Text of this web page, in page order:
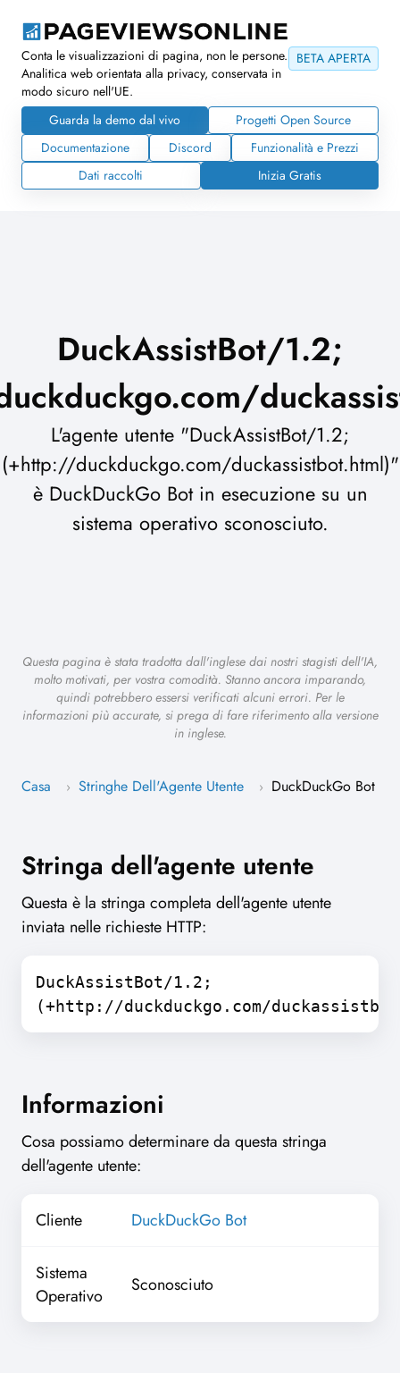
BETA APERTA
Conta le visualizzazioni di pagina, non le persone.
Analitica web orientata alla privacy, conservata in
modo sicuro nell'UE.
Guarda la demo dal vivo
Progetti Open Source
Documentazione
Discord
Funzionalità e Prezzi
Dati raccolti
Inizia Gratis
DuckAssistBot/1.2;
L'agente utente "DuckAssistBot/1.2;
(+http://duckduckgo.com/duckassistbot.html)"
è DuckDuckGo Bot in esecuzione su un
sistema operativo sconosciuto.
Questa pagina è stata tradotta dall'inglese dai nostri stagisti dell'IA,
molto motivati, per vostra comodità. Stanno ancora imparando,
quindi potrebbero essersi verificati alcuni errori. Per le
informazioni più accurate, si prega di fare riferimento alla versione
in inglese.
Casa › Stringhe Dell'Agente Utente › DuckDuckGo Bot
Stringa dell'agente utente
Questa è la stringa completa dell'agente utente
inviata nelle richieste HTTP:
DuckAssistBot/1.2;
(+http://duckduckgo.com/
Informazioni
Cosa possiamo determinare da questa stringa
dell'agente utente:
Cliente DuckDuckGo Bot
Sistema
Operativo
Sconosciuto